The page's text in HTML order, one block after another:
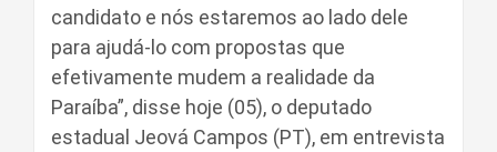
candidato e nós estaremos ao lado dele
para ajudá-lo com propostas que
efetivamente mudem a realidade da
Paraíba”, disse hoje (05), o deputado
estadual Jeová Campos (PT), em entrevista